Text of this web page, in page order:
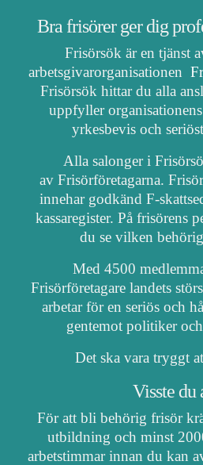
Bra frisörer ger dig
Frisörsök är en tjänst
arbetsgivarorganisationen
Frisörsök hittar du alla
uppfyller
yrkesbevis och
Alla salonger i
av Frisörföretagarna.
innehar godkänd F-
kassaregister. På frisörens
du se vilken
Med 4500
Frisörföretagare landets
arbetar för en seriös och
gentemot politiker
Det ska vara tryggt
Visste du
För att bli behörig frisör
utbildning och minst
arbetstimmar innan du kan